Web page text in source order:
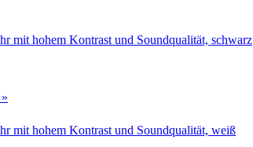
mit hohem Kontrast und Soundqualität, schwarz
mit hohem Kontrast und Soundqualität, weiß